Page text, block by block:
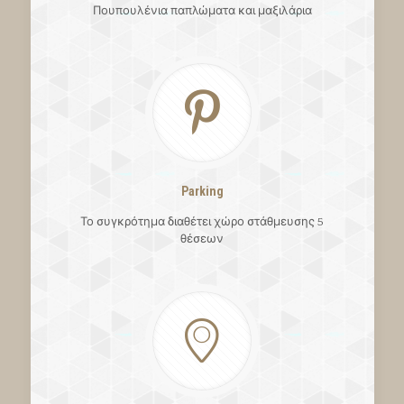
Πουπουλένια παπλώματα και μαξιλάρια
Parking
Το συγκρότημα διαθέτει χώρο στάθμευσης 5
θέσεων